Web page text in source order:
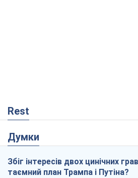
Rest
Думки
Збіг інтересів двох цинічних
таємний план Трампа і Путіна?